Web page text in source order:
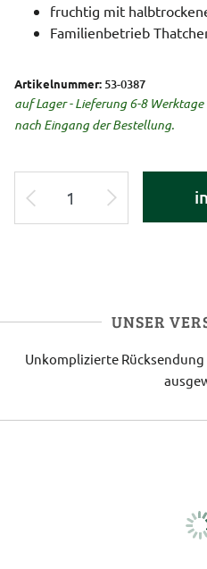
fruchtig mit
Familienbetrieb
Artikelnummer: 53-0387
auf Lager - Lieferung 6-8 Werktage
nach Eingang der Bestellung.
UNSER
Unkomplizierte Rücksendung